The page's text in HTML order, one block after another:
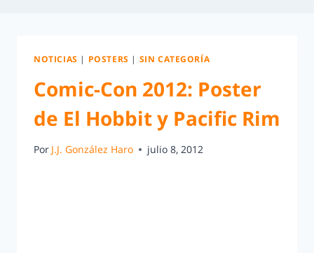
NOTICIAS | POSTERS | SIN CATEGORÍA
Comic-Con 2012: Poster
de El Hobbit y Pacific Rim
Por J.J. González Haro julio 8, 2012